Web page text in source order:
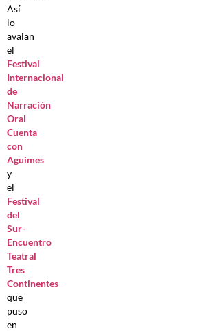
Así
lo
avalan
el
Festival
Internacional
de
Narración
Oral
Cuenta
con
Aguimes
y
el
Festival
del
Sur-
Encuentro
Teatral
Tres
Continentes
que
puso
en